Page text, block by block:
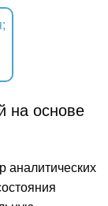
на основе
аналитических